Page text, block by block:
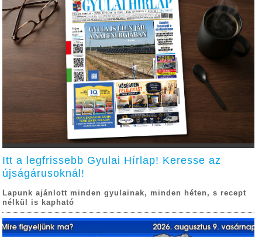
Itt a legfrissebb Gyulai Hírlap! Keresse az
újságárusoknál!
Lapunk ajánlott minden gyulainak, minden héten, s recept
nélkül is kapható